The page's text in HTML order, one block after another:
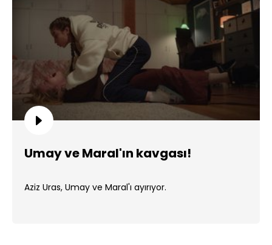
Umay ve Maral'ın kavgası!
Aziz Uras, Umay ve Maral'ı ayırıyor.